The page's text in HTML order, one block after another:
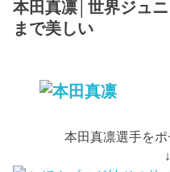
本田真凛│世界ジュ
まで美しい
本田真凛選手を